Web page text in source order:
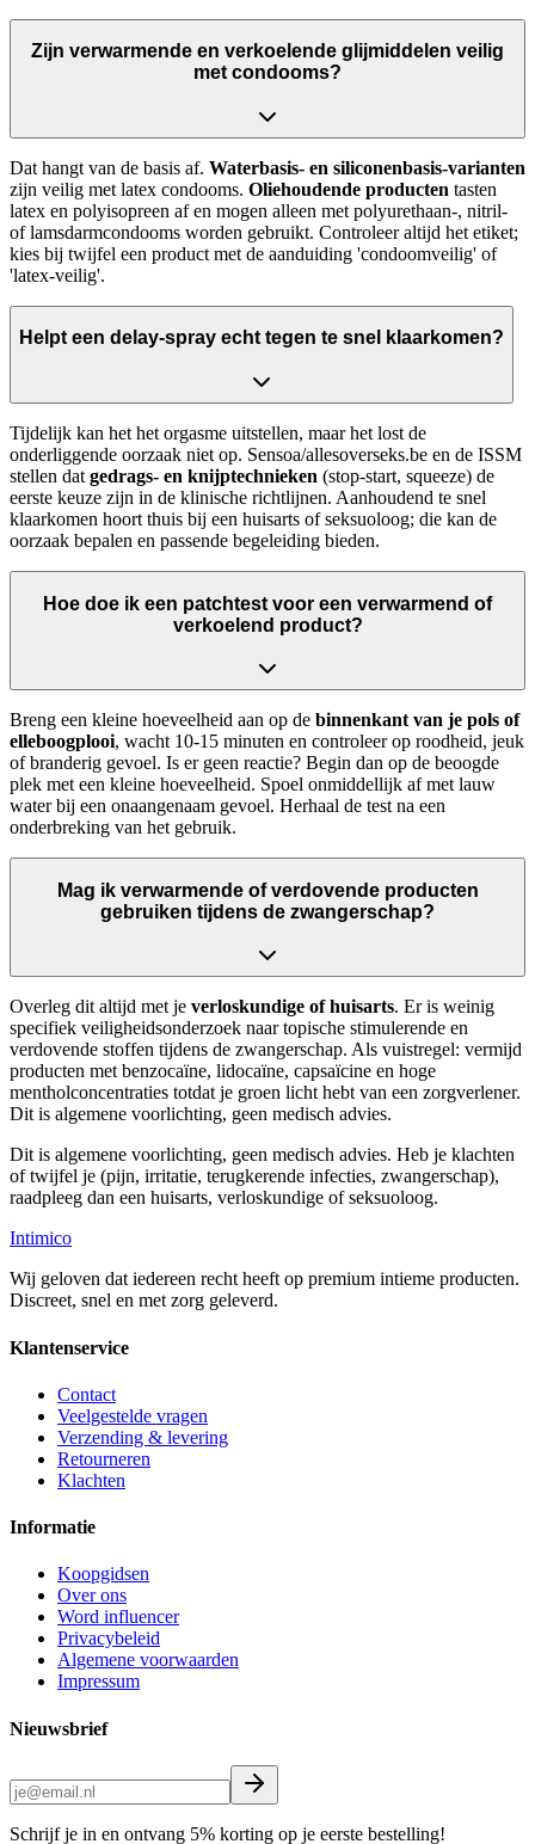
Zijn verwarmende en verkoelende glijmiddelen veilig
met condooms?
Dat hangt van de basis af. Waterbasis- en siliconenbasis-varianten
zijn veilig met latex condooms. Oliehoudende producten tasten
latex en polyisopreen af en mogen alleen met polyurethaan-, nitril-
of lamsdarmcondooms worden gebruikt. Controleer altijd het etiket;
kies bij twijfel een product met de aanduiding 'condoomveilig' of
'latex-veilig'.
Helpt een delay-spray echt tegen te snel klaarkomen?
Tijdelijk kan het het orgasme uitstellen, maar het lost de
onderliggende oorzaak niet op. Sensoa/allesoverseks.be en de ISSM
stellen dat gedrags- en knijptechnieken (stop-start, squeeze) de
eerste keuze zijn in de klinische richtlijnen. Aanhoudend te snel
klaarkomen hoort thuis bij een huisarts of seksuoloog; die kan de
oorzaak bepalen en passende begeleiding bieden.
Hoe doe ik een patchtest voor een verwarmend of
verkoelend product?
Breng een kleine hoeveelheid aan op de binnenkant van je pols of
elleboogplooi, wacht 10-15 minuten en controleer op roodheid, jeuk
of branderig gevoel. Is er geen reactie? Begin dan op de beoogde
plek met een kleine hoeveelheid. Spoel onmiddellijk af met lauw
water bij een onaangenaam gevoel. Herhaal de test na een
onderbreking van het gebruik.
Mag ik verwarmende of verdovende producten
gebruiken tijdens de zwangerschap?
Overleg dit altijd met je verloskundige of huisarts. Er is weinig
specifiek veiligheidsonderzoek naar topische stimulerende en
verdovende stoffen tijdens de zwangerschap. Als vuistregel: vermijd
producten met benzocaïne, lidocaïne, capsaïcine en hoge
mentholconcentraties totdat je groen licht hebt van een zorgverlener.
Dit is algemene voorlichting, geen medisch advies.
Dit is algemene voorlichting, geen medisch advies. Heb je klachten
of twijfel je (pijn, irritatie, terugkerende infecties, zwangerschap),
raadpleeg dan een huisarts, verloskundige of seksuoloog.
Intimico
Wij geloven dat iedereen recht heeft op premium intieme producten.
Discreet, snel en met zorg geleverd.
Klantenservice
Contact
Veelgestelde vragen
Verzending & levering
Retourneren
Klachten
Informatie
Koopgidsen
Over ons
Word influencer
Privacybeleid
Algemene voorwaarden
Impressum
Nieuwsbrief
Schrijf je in en ontvang 5% korting op je eerste bestelling!